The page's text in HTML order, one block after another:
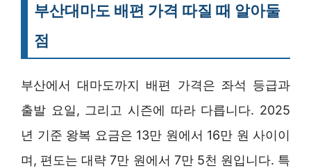
부산대마도 배편 가격 따질 때 알아둘
점
부산에서 대마도까지 배편 가격은 좌석 등급과
출발 요일, 그리고 시즌에 따라 다릅니다. 2025
년 기준 왕복 요금은 13만 원에서 16만 원 사이이
며, 편도는 대략 7만 원에서 7만 5천 원입니다. 특